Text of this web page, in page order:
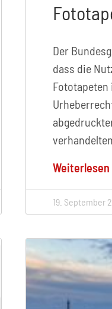
Der
dass die
Weiterlesen
19. September